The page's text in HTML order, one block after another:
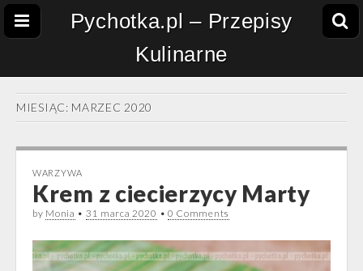
Pychotka.pl – Przepisy
Kulinarne
MIESIĄC: MARZEC 2020
WARZYWA
Krem z ciecierzycy Marty
by Monia • 31 marca 2020 • 0 Comments